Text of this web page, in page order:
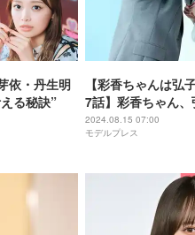
依・丹生明
る秘訣”
【彩香ちゃんは弘
7話】彩香ちゃん
トで急接近
2024.08.15 07:00
モデルプレス